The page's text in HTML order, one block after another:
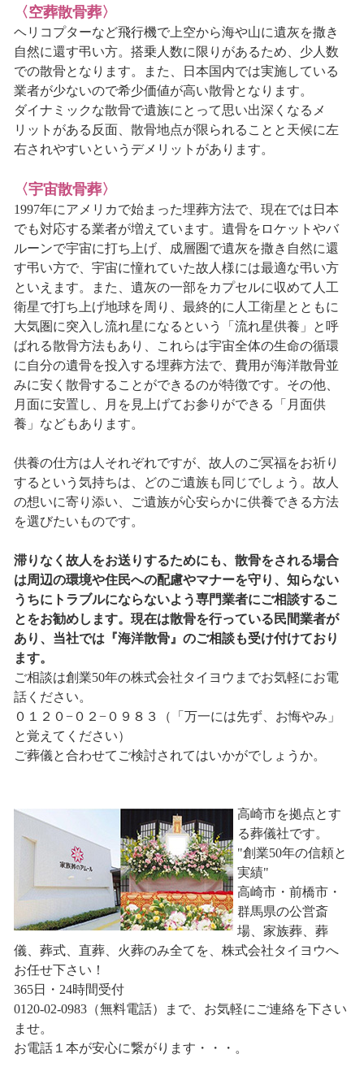
〈空葬散骨葬〉
ヘリコプターなど飛行機で上空から海や山に遺灰を撒き
自然に還す弔い方。搭乗人数に限りがあるため、少人数
での散骨となります。また、日本国内では実施している
業者が少ないので希少価値が高い散骨となります。
ダイナミックな散骨で遺族にとって思い出深くなるメ
リットがある反面、散骨地点が限られることと天候に左
右されやすいというデメリットがあります。
〈宇宙散骨葬〉
1997年にアメリカで始まった埋葬方法で、現在では日本
でも対応する業者が増えています。遺骨をロケットやバ
ルーンで宇宙に打ち上げ、成層圏で遺灰を撒き自然に還
す弔い方で、宇宙に憧れていた故人様には最適な弔い方
といえます。また、遺灰の一部をカプセルに収めて人工
衛星で打ち上げ地球を周り、最終的に人工衛星とともに
大気圏に突入し流れ星になるという「流れ星供養」と呼
ばれる散骨方法もあり、これらは宇宙全体の生命の循環
に自分の遺骨を投入する埋葬方法で、費用が海洋散骨並
みに安く散骨することができるのが特徴です。その他、
月面に安置し、月を見上げてお参りができる「月面供
養」などもあります。
供養の仕方は人それぞれですが、故人のご冥福をお祈り
するという気持ちは、どのご遺族も同じでしょう。故人
の想いに寄り添い、ご遺族が心安らかに供養できる方法
を選びたいものです。
滞りなく故人をお送りするためにも、散骨をされる場合
は周辺の環境や住民への配慮やマナーを守り、知らない
うちにトラブルにならないよう専門業者にご相談するこ
とをお勧めします。現在は散骨を行っている民間業者が
あり、当社では『海洋散骨』のご相談も受け付けており
ます。
ご相談は創業50年の株式会社タイヨウまでお気軽にお電
話ください。
０１２０−０２−０９８３（「万一には先ず、お悔やみ」
と覚えてください）
ご葬儀と合わせてご検討されてはいかがでしょうか。
高崎市を拠点とす
る葬儀社です。
"創業50年の信頼と
実績"
高崎市・前橋市・
群馬県の公営斎
場、家族葬、葬
儀、葬式、直葬、火葬のみ全てを、株式会社タイヨウへ
お任せ下さい！
365日・24時間受付
0120-02-0983（無料電話）まで、お気軽にご連絡を下さい
ませ。
お電話１本が安心に繋がります・・・。